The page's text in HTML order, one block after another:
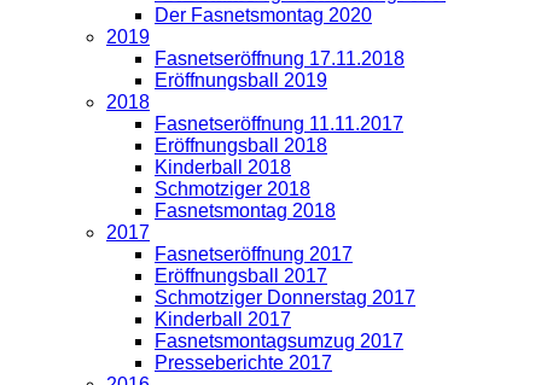
Der Fasnetsmontag 2020
2019
Fasnetseröffnung 17.11.2018
Eröffnungsball 2019
2018
Fasnetseröffnung 11.11.2017
Eröffnungsball 2018
Kinderball 2018
Schmotziger 2018
Fasnetsmontag 2018
2017
Fasnetseröffnung 2017
Eröffnungsball 2017
Schmotziger Donnerstag 2017
Kinderball 2017
Fasnetsmontagsumzug 2017
Presseberichte 2017